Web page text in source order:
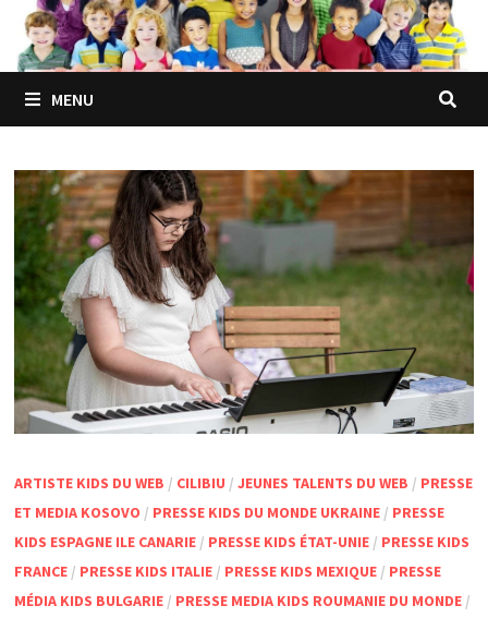
MENU
ARTISTE KIDS DU WEB / CILIBIU / JEUNES TALENTS DU WEB / PRESSE
ET MEDIA KOSOVO / PRESSE KIDS DU MONDE UKRAINE/ PRESSE
KIDS ESPAGNE ILE CANARIE/ PRESSE KIDS ÉTAT-UNIE/ PRESSE KIDS
FRANCE/ PRESSE KIDS ITALIE/ PRESSE KIDS MEXIQUE/ PRESSE
MÉDIA KIDS BULGARIE/ PRESSE MEDIA KIDS ROUMANIE DU MONDE/